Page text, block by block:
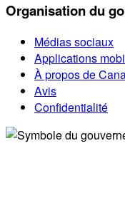
Organisation du
Médias sociaux
Applications
À propos de
Avis
Confidentialité